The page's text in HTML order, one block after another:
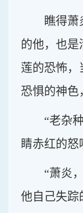
瞧得萧
的他，也是
莲的恐怖，
恐惧的神色
“老杂
睛赤红的怒
“萧炎
他自己失踪